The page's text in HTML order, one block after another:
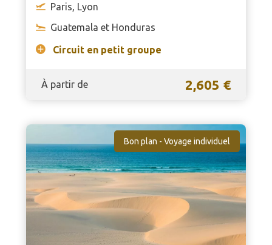
Paris, Lyon
Guatemala et Honduras
Circuit en petit groupe
À partir de 2,605 €
Bon plan - Voyage individuel